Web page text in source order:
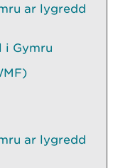
ar lygredd
i Gymru
ar lygredd